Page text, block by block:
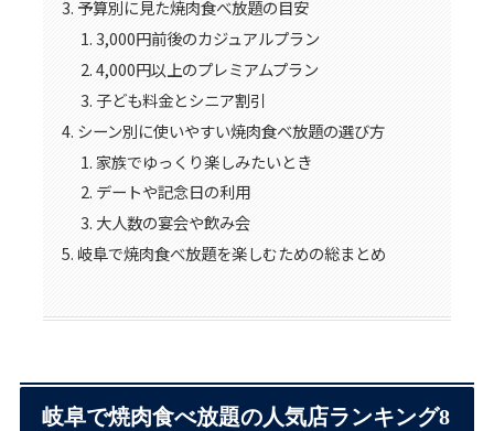
予算別に見た焼肉食べ放題の目安
3,000円前後のカジュアルプラン
4,000円以上のプレミアムプラン
子ども料金とシニア割引
シーン別に使いやすい焼肉食べ放題の選び方
家族でゆっくり楽しみたいとき
デートや記念日の利用
大人数の宴会や飲み会
岐阜で焼肉食べ放題を楽しむための総まとめ
岐阜で焼肉食べ放題の人気店ランキング8